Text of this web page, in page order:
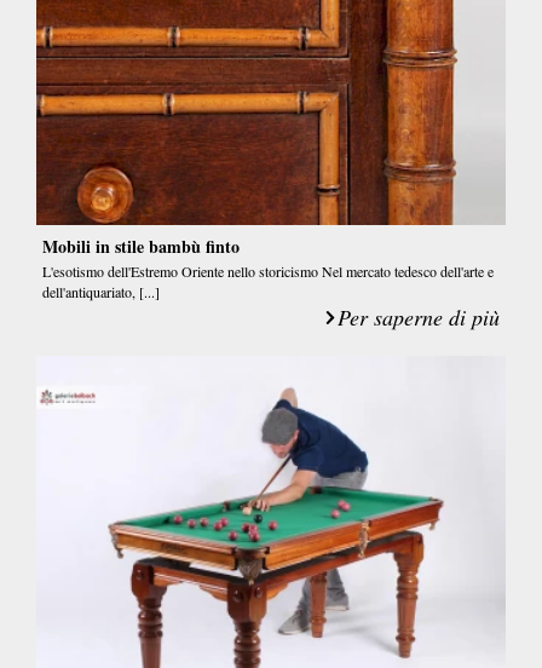
Mobili in stile bambù finto
L'esotismo dell'Estremo Oriente nello storicismo Nel mercato tedesco dell'arte e
dell'antiquariato, [...]
Per saperne di più